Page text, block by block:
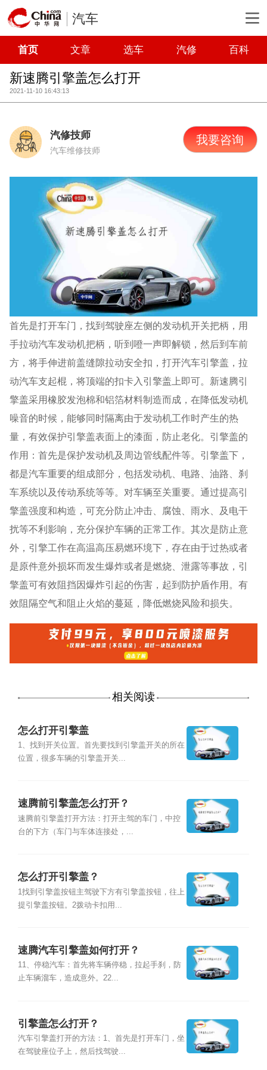
汽车
首页 文章 选车 汽修 百科
新速腾引擎盖怎么打开
2021-11-10 16:43:13
汽修技师
汽车维修技师
我要咨询
首先是打开车门，找到驾驶座左侧的发动机开关把柄，用
手拉动汽车发动机把柄，听到噔一声即解锁，然后到车前
方，将手伸进前盖缝隙拉动安全扣，打开汽车引擎盖，拉
动汽车支起棍，将顶端的扣卡入引擎盖上即可。新速腾引
擎盖采用橡胶发泡棉和铝箔材料制造而成，在降低发动机
噪音的时候，能够同时隔离由于发动机工作时产生的热
量，有效保护引擎盖表面上的漆面，防止老化。引擎盖的
作用：首先是保护发动机及周边管线配件等。引擎盖下，
都是汽车重要的组成部分，包括发动机、电路、油路、刹
车系统以及传动系统等等。对车辆至关重要。通过提高引
擎盖强度和构造，可充分防止冲击、腐蚀、雨水、及电干
扰等不利影响，充分保护车辆的正常工作。其次是防止意
外，引擎工作在高温高压易燃环境下，存在由于过热或者
是原件意外损坏而发生爆炸或者是燃烧、泄露等事故，引
擎盖可有效阻挡因爆炸引起的伤害，起到防护盾作用。有
效阻隔空气和阻止火焰的蔓延，降低燃烧风险和损失。
相关阅读
怎么打开引擎盖
1、找到开关位置。首先要找到引擎盖开关的所在
位置，很多车辆的引擎盖开关...
速腾前引擎盖怎么打开？
速腾前引擎盖打开方法：打开主驾的车门，中控
台的下方（车门与车体连接处，...
怎么打开引擎盖？
1找到引擎盖按钮主驾驶下方有引擎盖按钮，往上
提引擎盖按钮。2拨动卡扣用...
速腾汽车引擎盖如何打开？
11、停稳汽车：首先将车辆停稳，拉起手刹，防
止车辆溜车，造成意外。22...
引擎盖怎么打开？
汽车引擎盖打开的方法：1、首先是打开车门，坐
在驾驶座位子上，然后找驾驶...